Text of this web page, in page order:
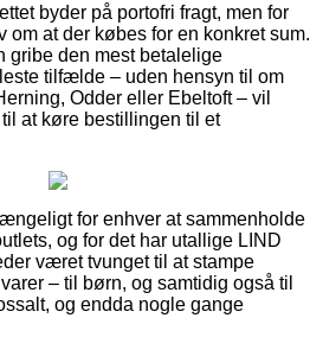
byder på portofri fragt, men for
om at der købes for en konkret sum.
gribe den mest betalelige
tilfælde – uden hensyn til om
Odder eller Ebeltoft – vil
at køre bestillingen til et
for enhver at sammenholde
og for det har utallige LIND
været tvunget til at stampe
– til børn, og samtidig også til
og endda nogle gange